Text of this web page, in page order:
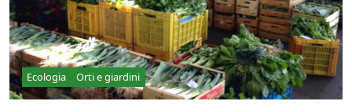
Ecologia Orti e giardini